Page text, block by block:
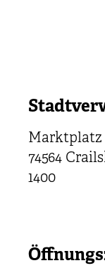
Marktplatz
74564
1400